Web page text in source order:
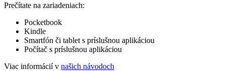
Prečítate na zariadeniach:
Pocketbook
Kindle
Smartfón či tablet s príslušnou aplikáciou
Počítač s príslušnou aplikáciou
Viac informácií v našich návodoch